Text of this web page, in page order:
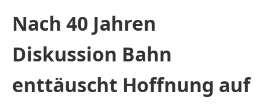
Nach 40 Jahren
Diskussion Bahn
enttäuscht Hoffnung auf